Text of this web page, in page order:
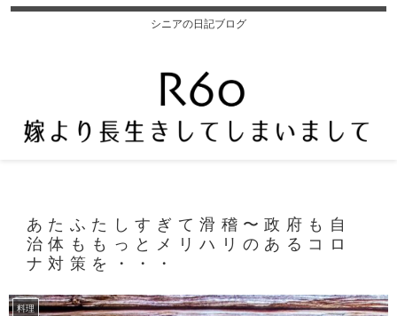
シニアの日記ブログ
あたふたしすぎて滑稽〜政府も自
治体ももっとメリハリのあるコロ
ナ対策を・・・
料理